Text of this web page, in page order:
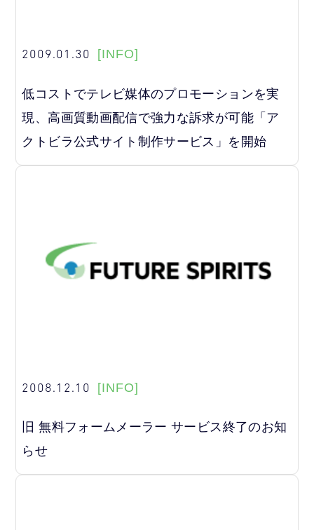
2009.01.30 [INFO]
低コストでテレビ媒体のプロモーションを実
現、高画質動画配信で強力な訴求が可能「ア
クトビラ公式サイト制作サービス」を開始
2008.12.10 [INFO]
旧 無料フォームメーラー サービス終了のお知
らせ